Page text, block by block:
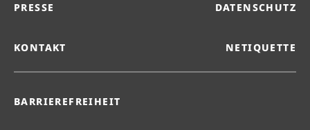
PRESSE DATENSCHUTZ
KONTAKT NETIQUETTE
BARRIEREFREIHEIT